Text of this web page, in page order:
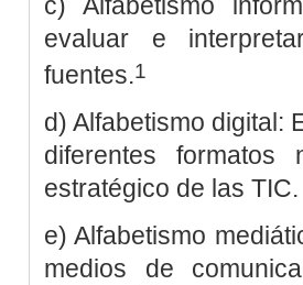
evaluar e
fuentes.1
d) Alfabetismo digital:
diferentes
estratégico de las TIC.
e) Alfabetismo
medios de